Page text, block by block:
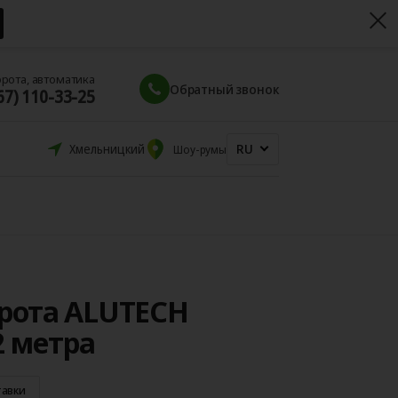
автоматика
110-33-25 Обратный звонок
Хмельницкий Шоу-румы RU
ALUTECH
метра